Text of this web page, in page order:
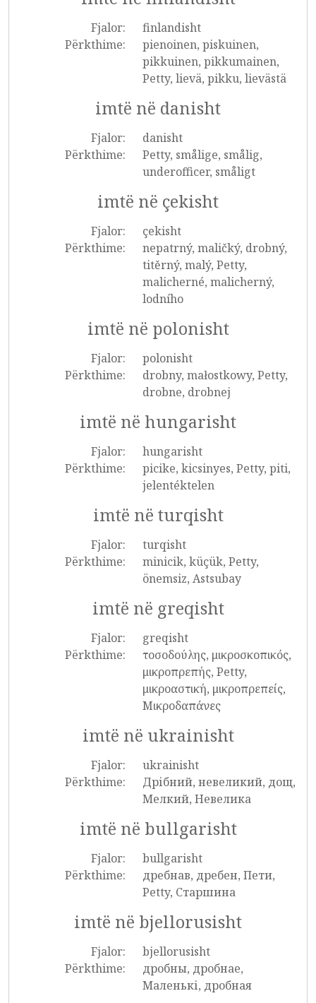
Fjalor:
finlandisht
Përkthime:
pienoinen, piskuinen,
pikkuinen, pikkumainen,
Petty, lievä, pikku, lievästä
imtë në danisht
Fjalor:
danisht
Përkthime:
Petty, smålige, smålig,
underofficer, småligt
imtë në çekisht
Fjalor:
çekisht
Përkthime:
nepatrný, maličký, drobný,
titěrný, malý, Petty,
malicherné, malicherný,
lodního
imtë në polonisht
Fjalor:
polonisht
Përkthime:
drobny, małostkowy, Petty,
drobne, drobnej
imtë në hungarisht
Fjalor:
hungarisht
Përkthime:
picike, kicsinyes, Petty, piti,
jelentéktelen
imtë në turqisht
Fjalor:
turqisht
Përkthime:
minicik, küçük, Petty,
önemsiz, Astsubay
imtë në greqisht
Fjalor:
greqisht
Përkthime:
τοσοδούλης, μικροσκοπικός,
μικροπρεπής, Petty,
μικροαστική, μικροπρεπείς,
Μικροδαπάνες
imtë në ukrainisht
Fjalor:
ukrainisht
Përkthime:
Дрібний, невеликий, дощ,
Мелкий, Невелика
imtë në bullgarisht
Fjalor:
bullgarisht
Përkthime:
дребнав, дребен, Пети,
Petty, Старшина
imtë në bjellorusisht
Fjalor:
bjellorusisht
Përkthime:
дробны, дробнае,
Маленькі, дробная